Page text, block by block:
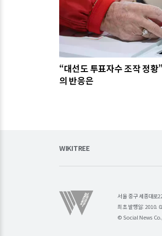
“대선도 투표자수 조작 정
의 반응은
WIKITREE
서울 중구 세종대로
최초 발행일: 2010.
© Social News